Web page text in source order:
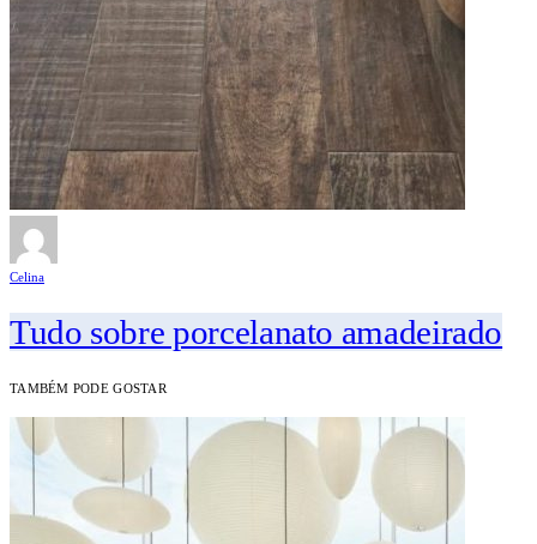
Celina
Tudo sobre porcelanato amadeirado
TAMBÉM PODE GOSTAR